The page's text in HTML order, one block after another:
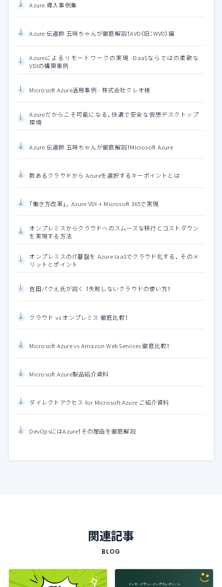
Azure 導入事例集
Azure 伝道師 五味ちゃんが徹底解説！AVD（旧：WVD）編
Azureによるリモートワークの実現 -DaaSならではの柔軟な
VDIの構築事例
Microsoft Azure活用事例 - 株式会社クレオ様
Azureだからこそ可能になる、快適で安全な仮想デスクトップ
環境
Azure 伝道師 五味ちゃんが徹底解説！Microsoft Azure
数あるクラウドから Azureを選択するキーポイントとは
「働き方改革」、 Azure VDI + Microsoft 365で実現
オンプレミスからクラウドへのスムーズな移行とコストダウン
を実現する方法
オンプレミスのIT基盤を Azure IaaSでクラウド化する、 そのメ
リットとポイント
吉田パクえ氏が説く ！失敗しないクラウドの使い方！
クラウド vs オンプレミス 徹底比較！
Microsoft Azure vs Amazon Web Services 徹底比較！
Microsoft Azure製品紹介資料
ダイレクトアクセス for Microsoft Azure ご紹介資料
DevOpsにはAzure！その理由を徹底解説
関連記事
BLOG